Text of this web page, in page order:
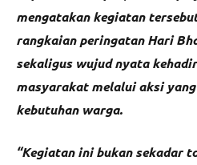
mengatakan kegiatan
rangkaian peringatan Hari
sekaligus wujud nyata
masyarakat melalui aksi
kebutuhan warga.
“Kegiatan ini bukan sekadar